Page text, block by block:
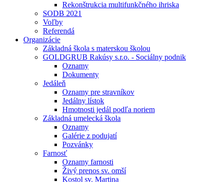
Rekonštrukcia multifunkčného ihriska
SODB 2021
Voľby
Referendá
Organizácie
Základná škola s materskou školou
GOLDGRUB Rakúsy s.r.o. - Sociálny podnik
Oznamy
Dokumenty
Jedáleň
Oznamy pre stravníkov
Jedálny lístok
Hmotnosti jedál podľa noriem
Základná umelecká škola
Oznamy
Galérie z podujatí
Pozvánky
Farnosť
Oznamy farnosti
Živý prenos sv. omší
Kostol sv. Martina